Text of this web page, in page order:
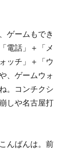
ゲームもでき
電話」＋「メ
ッチ」＋「ウ
、ゲームウォ
。コンチクシ
しや名古屋打
んばんは。前